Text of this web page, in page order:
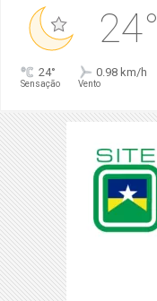
24°
24°
Sensação
0.98 km/h
Vento